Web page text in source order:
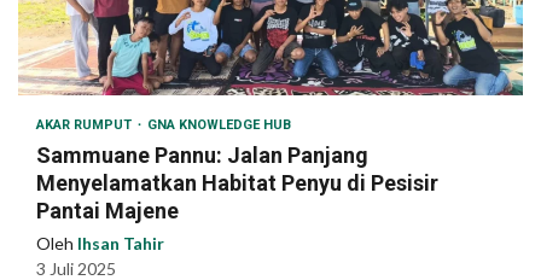
AKAR RUMPUT GNA KNOWLEDGE HUB
Sammuane Pannu: Jalan Panjang
Menyelamatkan Habitat Penyu di Pesisir
Pantai Majene
Oleh Ihsan Tahir
3 Juli 2025